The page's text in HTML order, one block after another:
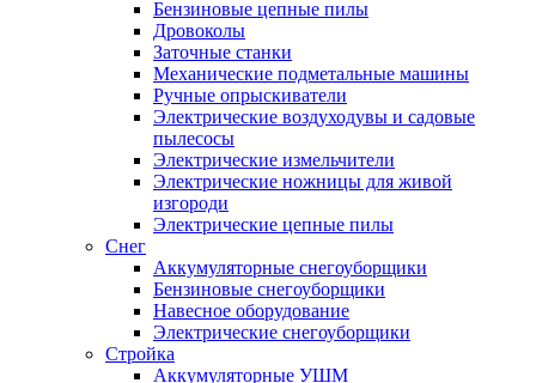
Бензиновые цепные пилы
Дровоколы
Заточные станки
Механические подметальные машины
Ручные опрыскиватели
Электрические воздуходувы и садовые
пылесосы
Электрические измельчители
Электрические ножницы для живой
изгороди
Электрические цепные пилы
Снег
Аккумуляторные снегоуборщики
Бензиновые снегоуборщики
Навесное оборудование
Электрические снегоуборщики
Стройка
Аккумуляторные УШМ